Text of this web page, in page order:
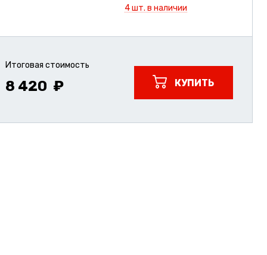
4 шт. в наличии
Итоговая стоимость
8 420 КУПИТЬ